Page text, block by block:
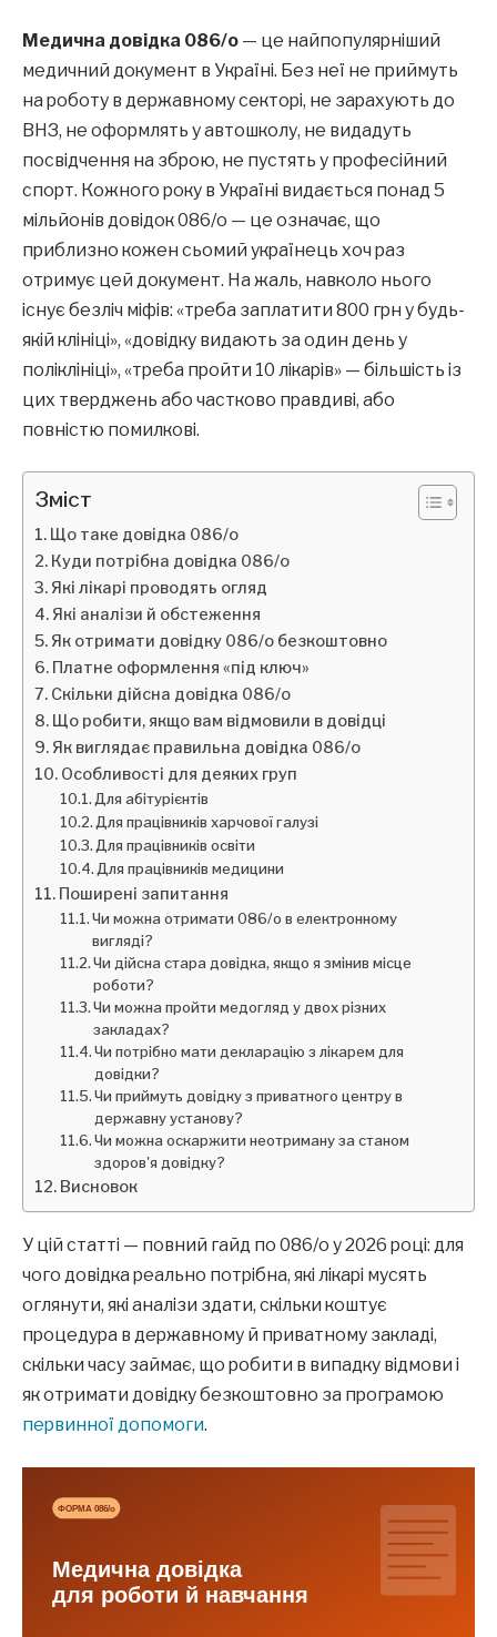
Медична довідка 086/о — це найпопулярніший
медичний документ в Україні. Без неї не приймуть
на роботу в державному секторі, не зарахують до
ВНЗ, не оформлять у автошколу, не видадуть
посвідчення на зброю, не пустять у професійний
спорт. Кожного року в Україні видається понад 5
мільйонів довідок 086/о — це означає, що
приблизно кожен сьомий українець хоч раз
отримує цей документ. На жаль, навколо нього
існує безліч міфів: «треба заплатити 800 грн у будь-
якій клініці», «довідку видають за один день у
поліклініці», «треба пройти 10 лікарів» — більшість із
цих тверджень або частково правдиві, або
повністю помилкові.
Зміст
Що таке довідка 086/о
Куди потрібна довідка 086/о
Які лікарі проводять огляд
Які аналізи й обстеження
Як отримати довідку 086/о безкоштовно
Платне оформлення «під ключ»
Скільки дійсна довідка 086/о
Що робити, якщо вам відмовили в довідці
Як виглядає правильна довідка 086/о
Особливості для деяких груп
Для абітурієнтів
Для працівників харчової галузі
Для працівників освіти
Для працівників медицини
Поширені запитання
Чи можна отримати 086/о в електронному
вигляді?
Чи дійсна стара довідка, якщо я змінив місце
роботи?
Чи можна пройти медогляд у двох різних
закладах?
Чи потрібно мати декларацію з лікарем для
довідки?
Чи приймуть довідку з приватного центру в
державну установу?
Чи можна оскаржити неотриману за станом
здоров'я довідку?
Висновок
У цій статті — повний гайд по 086/о у 2026 році: для
чого довідка реально потрібна, які лікарі мусять
оглянути, які аналізи здати, скільки коштує
процедура в державному й приватному закладі,
скільки часу займає, що робити в випадку відмови і
як отримати довідку безкоштовно за програмою
первинної допомоги.